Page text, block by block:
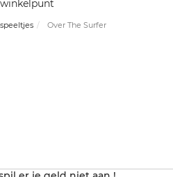
Over The Surfer